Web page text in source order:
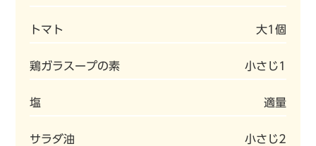
トマト 大1個
鶏ガラスープの素 小さじ1
塩 適量
サラダ油 小さじ2